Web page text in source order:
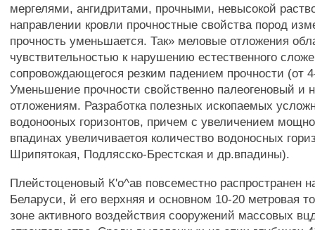
мергелями, ангидритами, прочными, невысокой
направлении кровли прочностные свойства пород
прочность уменьшается. Так» меловые отложения
чувствительностью к нарушению естественного
сопровождающегося резким падением прочности (от
Уменьшение прочности свойственно палеогеновый и
отложениям. Разработка полезных ископаемых
водонооных горизонтов, причем с увеличением
впадинах увеличиваетоя количество водоносных
Шрипятокая, Подлясско-Брестская и др.впадины).
Плейстоценовый К'о^ав повсеместно распространен
Беларуси, й его верхняя и основном 10-20 метровая
зоне активного воздействия сооружений массовых